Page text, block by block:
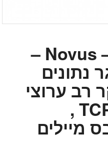
Novus – Fieldlogger –
נתונים
רב ערוצי
עם תקשורת TCP ,
מיילים